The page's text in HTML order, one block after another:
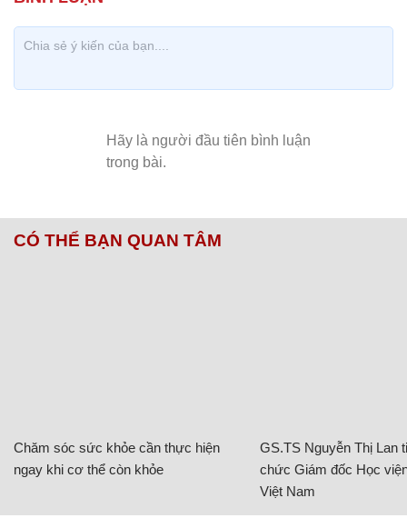
CÓ THỂ BẠN QUAN TÂM
Chăm sóc sức khỏe cần thực hiện
ngay khi cơ thể còn khỏe
GS.TS Nguyễn Thị Lan
chức Giám đốc Học
Việt Nam